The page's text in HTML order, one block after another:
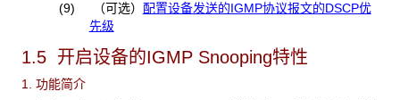
(9)
（可选） 配置设备发送的IGMP协议报文的DSCP优
先级
1.5 开启设备的IGMP Snooping特性
1. 功能简介